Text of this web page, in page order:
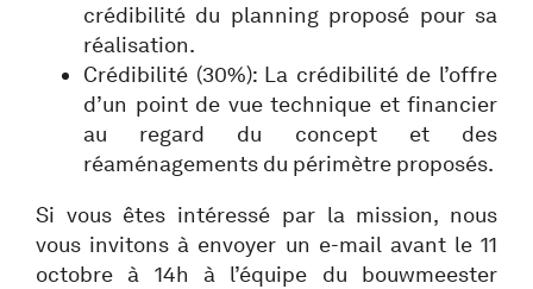
crédibilité du planning proposé pour sa
réalisation.
Crédibilité (30%): La crédibilité de l’offre
d’un point de vue technique et financier
au regard du concept et des
réaménagements du périmètre proposés.
Si vous êtes intéressé par la mission, nous
vous invitons à envoyer un e-mail avant le 11
octobre à 14h à l’équipe du bouwmeester